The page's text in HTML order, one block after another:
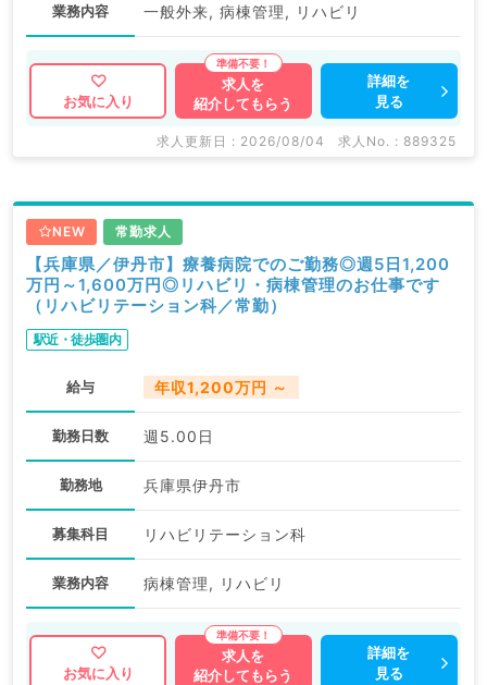
業務内容 一般外来, 病棟管理, リハビリ
お気に入り
求人を
紹介してもらう
詳細を
見る
求人更新日 : 2026/08/04 求人No. : 889325
NEW 常勤求人
【兵庫県／伊丹市】療養病院でのご勤務◎週5日1,200
万円～1,600万円◎リハビリ・病棟管理のお仕事です
（リハビリテーション科／常勤）
駅近・徒歩圏内
給与 年収1,200万円 ～
勤務日数 週5.00日
勤務地 兵庫県伊丹市
募集科目 リハビリテーション科
業務内容 病棟管理, リハビリ
お気に入り
求人を
紹介してもらう
詳細を
見る